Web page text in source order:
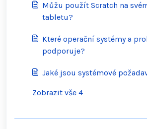
Můžu použít Scratch na
tabletu?
Které operační systémy a
podporuje?
Jaké jsou systémové
Zobrazit vše 4